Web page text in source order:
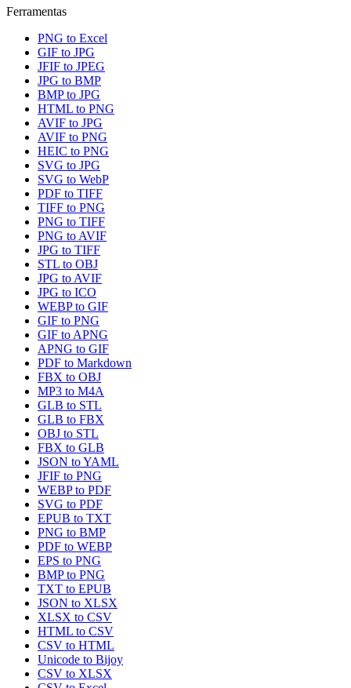
Ferramentas
PNG to Excel
GIF to JPG
JFIF to JPEG
JPG to BMP
BMP to JPG
HTML to PNG
AVIF to JPG
AVIF to PNG
HEIC to PNG
SVG to JPG
SVG to WebP
PDF to TIFF
TIFF to PNG
PNG to TIFF
PNG to AVIF
JPG to TIFF
STL to OBJ
JPG to AVIF
JPG to ICO
WEBP to GIF
GIF to PNG
GIF to APNG
APNG to GIF
PDF to Markdown
FBX to OBJ
MP3 to M4A
GLB to STL
GLB to FBX
OBJ to STL
FBX to GLB
JSON to YAML
JFIF to PNG
WEBP to PDF
SVG to PDF
EPUB to TXT
PNG to BMP
PDF to WEBP
EPS to PNG
BMP to PNG
TXT to EPUB
JSON to XLSX
XLSX to CSV
HTML to CSV
CSV to HTML
Unicode to Bijoy
CSV to XLSX